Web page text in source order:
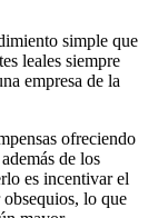
simple que
leales siempre
empresa de la
ofreciendo
de los
es incentivar el
lo que